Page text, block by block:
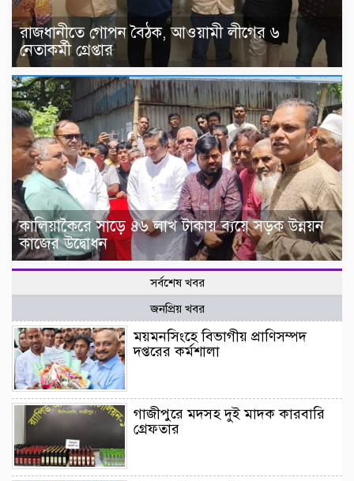
রাজধানীতে গোপন বৈঠক, আওয়ামী লীগের ৬
নেতাকর্মী গ্রেপ্তার
কালিয়াকৈরে সাড়ে ৪৬ লাখ টাকায় ব্যয়ে সড়ক উন্নয়ন
কাজের উদ্বোধন
সর্বশেষ খবর
জনপ্রিয় খবর
ময়মনসিংহে বিভাগীয় প্রাণিসম্পদ
দপ্তরের কর্মশালা
গাজীপুরে মদসহ দুই মাদক কারবারি
গ্রেফতার